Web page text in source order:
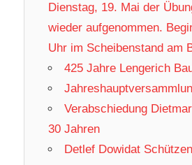
Dienstag, 19. Mai der
wieder aufgenommen.
Uhr im Scheibenstand am
425 Jahre Lengerich
Verabschiedung
30 Jahren
Detlef Dowidat